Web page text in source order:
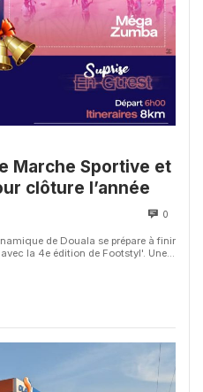
Marche Sportive et
une Méga Zumba pour clôture l’année
0
de Douala se prépare à finir
la 4e édition de Footstyl'. Une...